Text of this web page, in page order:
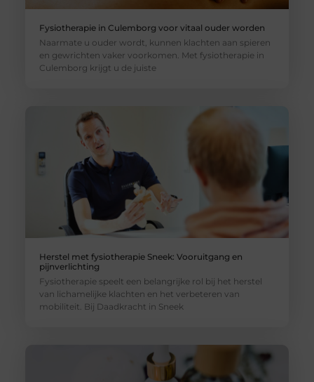
Fysiotherapie in Culemborg voor vitaal ouder worden
Naarmate u ouder wordt, kunnen klachten aan spieren
en gewrichten vaker voorkomen. Met fysiotherapie in
Culemborg krijgt u de juiste
Herstel met fysiotherapie Sneek: Vooruitgang en
pijnverlichting
Fysiotherapie speelt een belangrijke rol bij het herstel
van lichamelijke klachten en het verbeteren van
mobiliteit. Bij Daadkracht in Sneek